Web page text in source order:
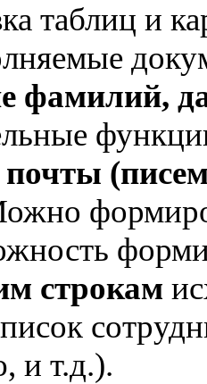
таблиц и
фамилий,
строкам
и т.д.).